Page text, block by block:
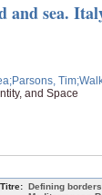
and sea.
;Parsons, Tim
and Space
Titre: Defining